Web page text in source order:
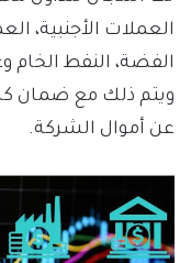
العملات الأجنبية،
الفضة، النفط الخام
ويتم ذلك مع ضمان
عن أموال الشركة.